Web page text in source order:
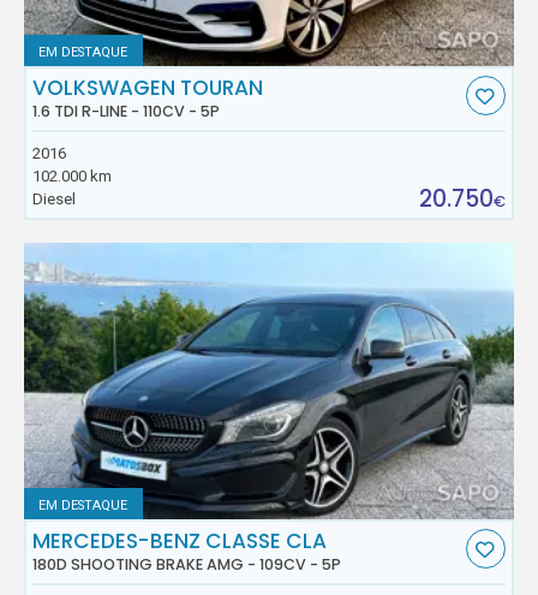
EM DESTAQUE
VOLKSWAGEN TOURAN
1.6 TDI R-LINE - 110CV - 5P
2016
102.000 km
Diesel
20.750€
EM DESTAQUE
MERCEDES-BENZ CLASSE CLA
180D SHOOTING BRAKE AMG - 109CV - 5P